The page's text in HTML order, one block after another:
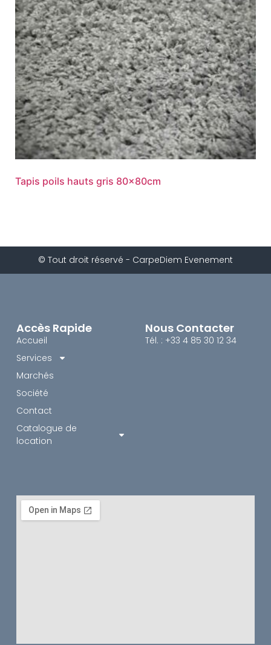
Tapis poils hauts gris 80x80cm
© Tout droit réservé - CarpeDiem Evenement
Accès Rapide
Accueil
Services
Marchés
Société
Contact
Catalogue de
location
Nous Contacter
Tél. : +33 4 85 30 12 34